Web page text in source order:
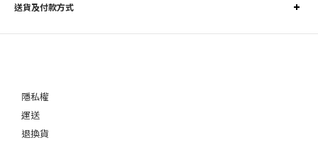
送貨及付款方式
隱私權
運送
退換貨